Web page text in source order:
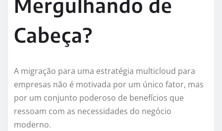
Mergulhando de
Cabeça?
A migração para uma estratégia multicloud para
empresas não é motivada por um único fator, mas
por um conjunto poderoso de benefícios que
ressoam com as necessidades do negócio
moderno.